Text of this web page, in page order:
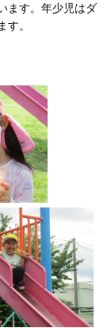
ます。年少児はダ
。